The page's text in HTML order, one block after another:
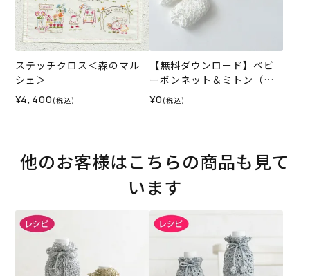
ステッチクロス＜森のマル
シェ＞
¥4,400 (税込)
【無料ダウンロード】ベビ
ーボンネット＆ミトン（レ
シピ）
¥0 (税込)
他のお客様はこちらの商品も見て
います